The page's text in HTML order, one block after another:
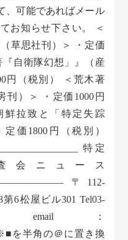
、可能であればメール
お知らせ下さい。 ＜
草思社刊）＞ ・定価
『自衛隊幻想」』（産
円（税別） ＜荒木著
刊）＞ ・定価1000円
鮮拉致と「特定失踪
価1800円（税別）
特定
会ニュース
〒112-
6松屋ビル301 Tel03-
5059 email：
※■を半角の＠に置き換